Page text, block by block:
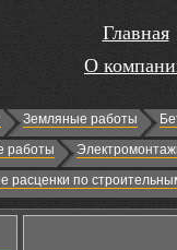
Главная
О
Земляные работы
работы
расценки по